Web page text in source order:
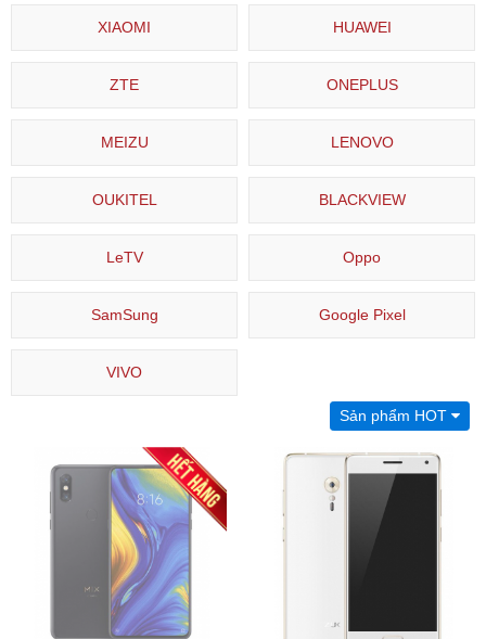
XIAOMI HUAWEI
ZTE ONEPLUS
MEIZU LENOVO
OUKITEL BLACKVIEW
LeTV Oppo
SamSung Google Pixel
VIVO
Sản phẩm HOT